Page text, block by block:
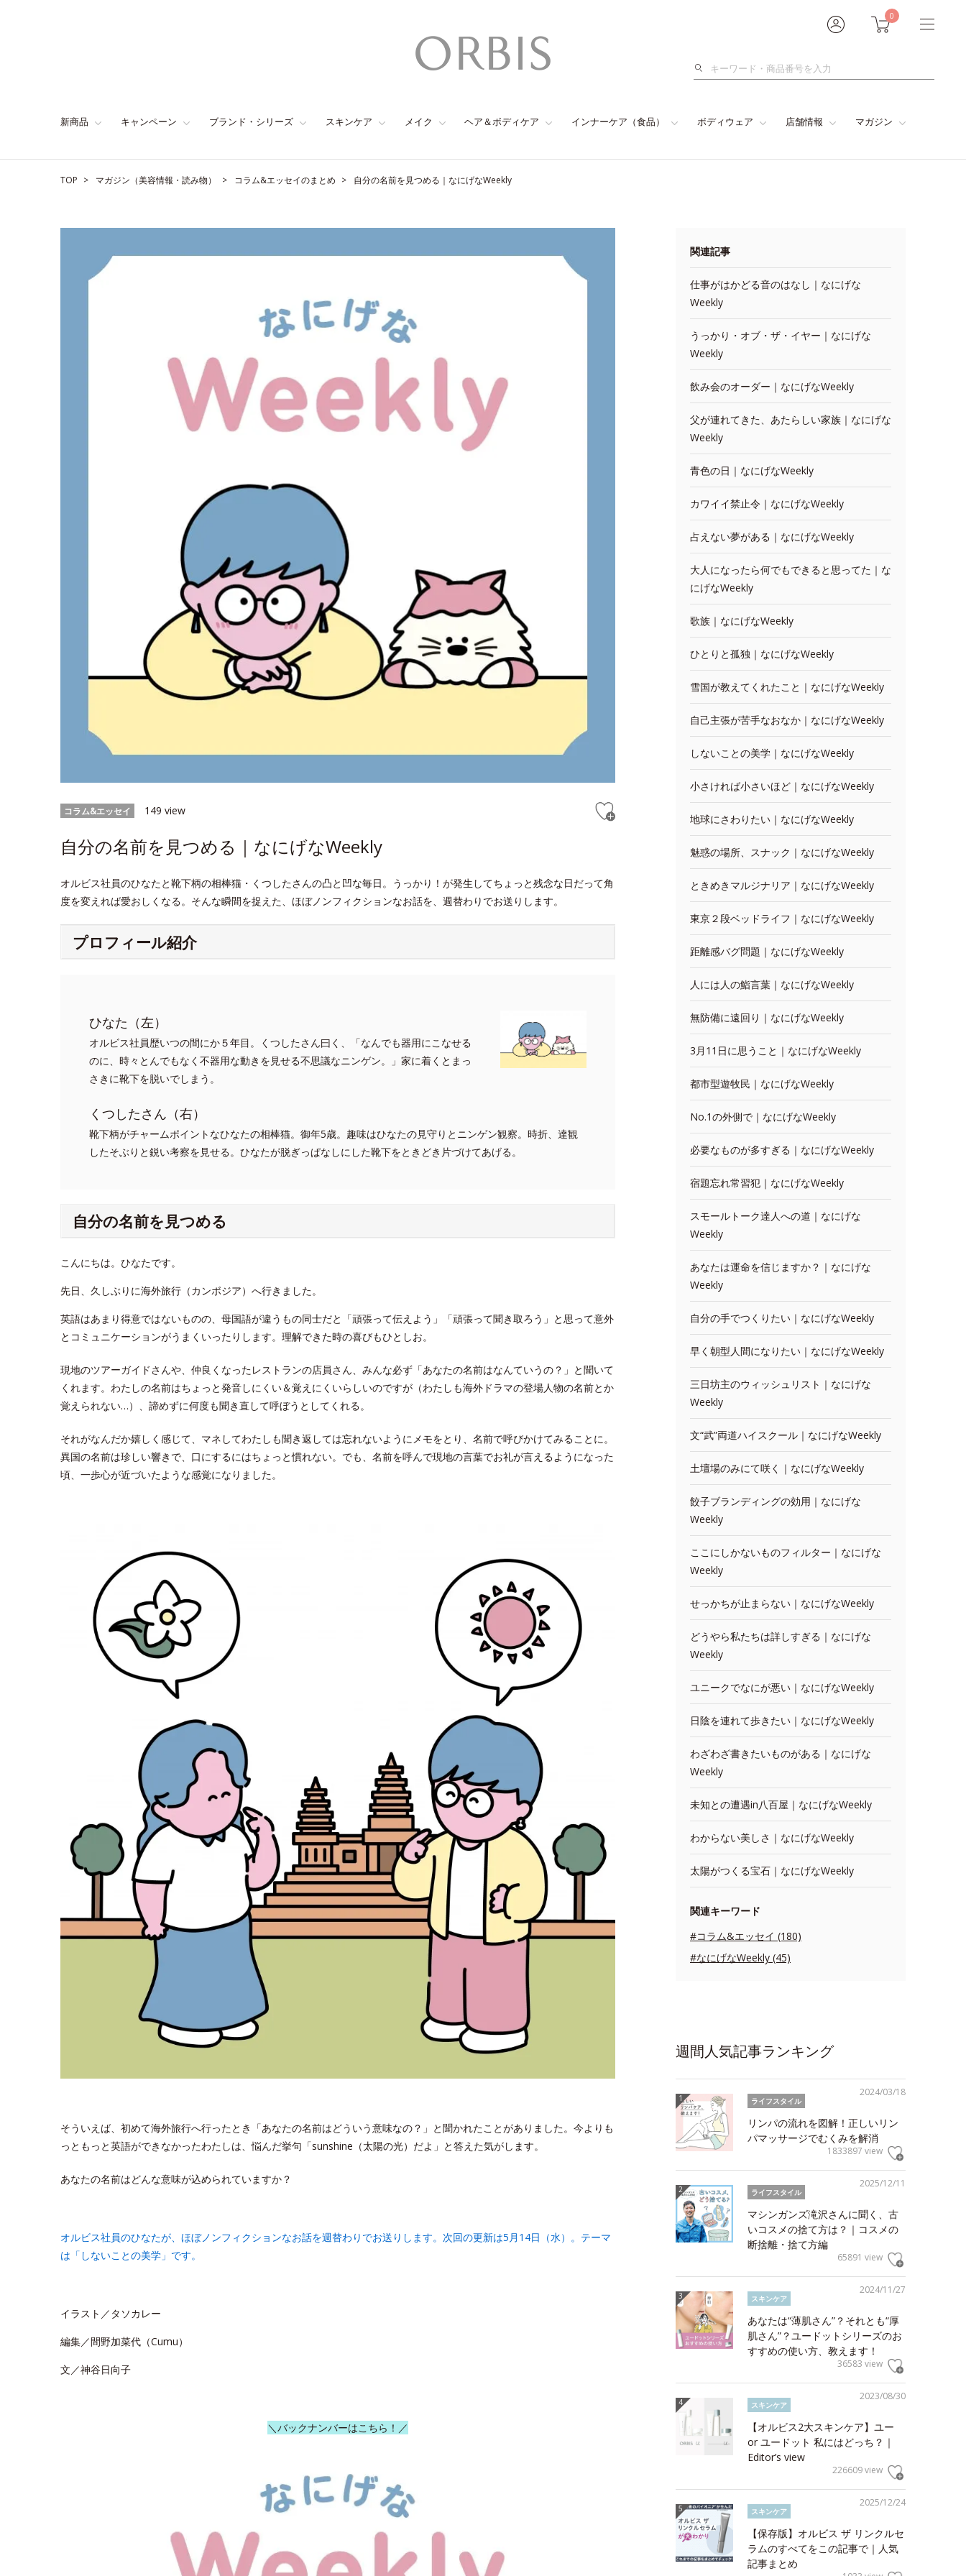
0
検
新商品 キャンペーン ブランド・シリーズ スキンケア メイク ヘア＆ボディケア インナーケア（食品） ボディウェア 店舗情報 マガジン
TOP マガジン（美容情報・読み物） コラム&エッセイのまとめ 自分の名前を見つめる｜なにげなWeekly
コラム&エッセイ 149 view
自分の名前を見つめる｜なにげなWeekly
オルビス社員のひなたと靴下柄の相棒猫・くつしたさんの凸と凹な毎日。うっかり！が発生してちょっと残念な日だって角
度を変えれば愛おしくなる。そんな瞬間を捉えた、ほぼノンフィクションなお話を、週替わりでお送りします。
プロフィール紹介
ひなた（左）
オルビス社員歴いつの間にか５年目。くつしたさん曰く、「なんでも器用にこなせる
のに、時々とんでもなく不器用な動きを見せる不思議なニンゲン。」家に着くとまっ
さきに靴下を脱いでしまう。
くつしたさん（右）
靴下柄がチャームポイントなひなたの相棒猫。御年5歳。趣味はひなたの見守りとニンゲン観察。時折、達観
したそぶりと鋭い考察を見せる。ひなたが脱ぎっぱなしにした靴下をときどき片づけてあげる。
自分の名前を見つめる
こんにちは。ひなたです。
先日、久しぶりに海外旅行（カンボジア）へ行きました。
英語はあまり得意ではないものの、母国語が違うもの同士だと「頑張って伝えよう」「頑張って聞き取ろう」と思って意外
とコミュニケーションがうまくいったりします。理解できた時の喜びもひとしお。
現地のツアーガイドさんや、仲良くなったレストランの店員さん、みんな必ず「あなたの名前はなんていうの？」と聞いて
くれます。わたしの名前はちょっと発音しにくい＆覚えにくいらしいのですが（わたしも海外ドラマの登場人物の名前とか
覚えられない…）、諦めずに何度も聞き直して呼ぼうとしてくれる。
それがなんだか嬉しく感じて、マネしてわたしも聞き返しては忘れないようにメモをとり、名前で呼びかけてみることに。
異国の名前は珍しい響きで、口にするにはちょっと慣れない。でも、名前を呼んで現地の言葉でお礼が言えるようになった
頃、一歩心が近づいたような感覚になりました。
そういえば、初めて海外旅行へ行ったとき「あなたの名前はどういう意味なの？」と聞かれたことがありました。今よりも
っともっと英語ができなかったわたしは、悩んだ挙句「sunshine（太陽の光）だよ」と答えた気がします。
あなたの名前はどんな意味が込められていますか？
オルビス社員のひなたが、ほぼノンフィクションなお話を週替わりでお送りします。次回の更新は5月14日（水）。テーマ
は「しないことの美学」です。
イラスト／タソカレー
編集／間野加菜代（Cumu）
文／神谷日向子
＼バックナンバーはこちら！／
関連記事
仕事がはかどる音のはなし｜なにげな
Weekly
うっかり・オブ・ザ・イヤー｜なにげな
Weekly
飲み会のオーダー｜なにげなWeekly
父が連れてきた、あたらしい家族｜なにげな
Weekly
青色の日｜なにげなWeekly
カワイイ禁止令｜なにげなWeekly
占えない夢がある｜なにげなWeekly
大人になったら何でもできると思ってた｜な
にげなWeekly
歌族｜なにげなWeekly
ひとりと孤独｜なにげなWeekly
雪国が教えてくれたこと｜なにげなWeekly
自己主張が苦手なおなか｜なにげなWeekly
しないことの美学｜なにげなWeekly
小さければ小さいほど｜なにげなWeekly
地球にさわりたい｜なにげなWeekly
魅惑の場所、スナック｜なにげなWeekly
ときめきマルジナリア｜なにげなWeekly
東京２段ベッドライフ｜なにげなWeekly
距離感バグ問題｜なにげなWeekly
人には人の鮨言葉｜なにげなWeekly
無防備に遠回り｜なにげなWeekly
3月11日に思うこと｜なにげなWeekly
都市型遊牧民｜なにげなWeekly
No.1の外側で｜なにげなWeekly
必要なものが多すぎる｜なにげなWeekly
宿題忘れ常習犯｜なにげなWeekly
スモールトーク達人への道｜なにげな
Weekly
あなたは運命を信じますか？｜なにげな
Weekly
自分の手でつくりたい｜なにげなWeekly
早く朝型人間になりたい｜なにげなWeekly
三日坊主のウィッシュリスト｜なにげな
Weekly
文“武”両道ハイスクール｜なにげなWeekly
土壇場のみにて咲く｜なにげなWeekly
餃子ブランディングの効用｜なにげな
Weekly
ここにしかないものフィルター｜なにげな
Weekly
せっかちが止まらない｜なにげなWeekly
どうやら私たちは詳しすぎる｜なにげな
Weekly
ユニークでなにが悪い｜なにげなWeekly
日陰を連れて歩きたい｜なにげなWeekly
わざわざ書きたいものがある｜なにげな
Weekly
未知との遭遇in八百屋｜なにげなWeekly
わからない美しさ｜なにげなWeekly
太陽がつくる宝石｜なにげなWeekly
関連キーワード
#コラム&エッセイ (180)
#なにげなWeekly (45)
週間人気記事ランキング
2024/03/18
ライフスタイル
リンパの流れを図解！正しいリン
パマッサージでむくみを解消
1833897 view
2025/12/11
ライフスタイル
マシンガンズ滝沢さんに聞く、古
いコスメの捨て方は？｜コスメの
断捨離・捨て方編
65891 view
2024/11/27
スキンケア
あなたは“薄肌さん”？それとも“厚
肌さん”？ユードットシリーズのお
すすめの使い方、教えます！
36583 view
2023/08/30
スキンケア
【オルビス2大スキンケア】ユー
or ユードット 私にはどっち？｜
Editor’s view
226609 view
2025/12/24
スキンケア
【保存版】オルビス ザ リンクルセ
ラムのすべてをこの記事で｜人気
記事まとめ